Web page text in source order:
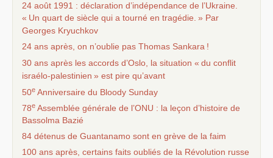
24 août 1991 : déclaration d’indépendance de l’Ukraine.
« Un quart de siècle qui a tourné en tragédie. » Par
Georges Kryuchkov
24 ans après, on n’oublie pas Thomas Sankara !
30 ans après les accords d’Oslo, la situation « du conflit
israélo-palestinien » est pire qu’avant
50e Anniversaire du Bloody Sunday
78e Assemblée générale de l’ONU : la leçon d’histoire de
Bassolma Bazié
84 détenus de Guantanamo sont en grève de la faim
100 ans après, certains faits oubliés de la Révolution russe